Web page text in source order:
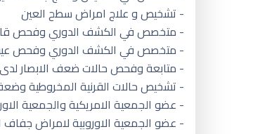
- تشخيص و علاج امراض سطح العين
- متخصص في الكشف الدوري وفحص
- متخصص في الكشف الدوري وفحص
- متابعة وفحص حالات ضعف الابصار لدى
- تشخيص حالات القرنية المخروطية
- عضو الجمعية الامريكية والجمعية
- عضو الجمعية الاوروبية لامراض جفاف